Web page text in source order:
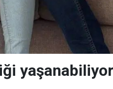
yaşanabiliyor